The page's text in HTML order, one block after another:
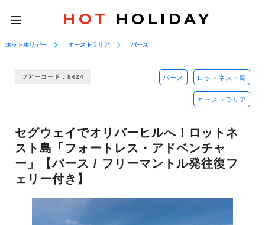
toggle
navigation
HOT HOLIDAY
ホットホリデー オーストラリア パース
ツアーコード : 8424 パース ロットネスト島
オーストラリア
セグウェイでオリバーヒルへ！ロットネ
スト島「フォートレス・アドベンチャ
ー」【パース / フリーマントル発往復フ
ェリー付き】